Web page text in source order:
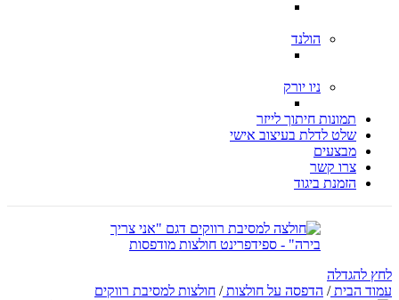
הולנד
ניו יורק
תמונות חיתוך לייזר
שלט לדלת בעיצוב אישי
מבצעים
צרו קשר
הזמנת ביגוד
לחץ להגדלה
עמוד הבית/ הדפסה על חולצות/ חולצות למסיבת רווקים